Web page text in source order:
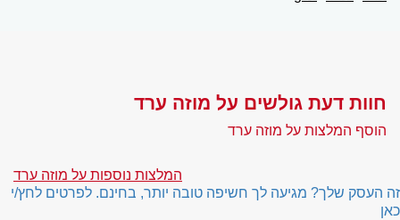
חוות דעת גולשים על מוזה ערד
הוסף המלצות על מוזה ערד
המלצות נוספות על מוזה ערד
זה העסק שלך? מגיעה לך חשיפה טובה יותר, בחינם. לפרטים לחץ/י
כאן